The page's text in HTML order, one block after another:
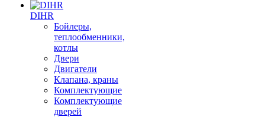
DIHR
Бойлеры,
теплообменники,
котлы
Двери
Двигатели
Клапана, краны
Комплектующие
Комплектующие
дверей